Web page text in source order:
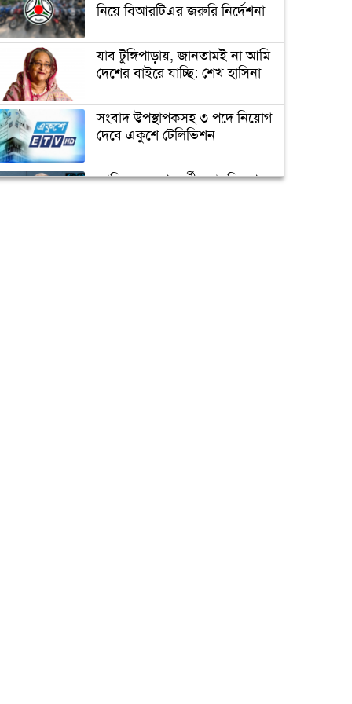
প্র্যাকটিস নিয়ে নির্দেশনা
আজ ‘বিশ্ব নিউমোনিয়া দিবস’
চরম ঝুঁকিতে বাংলাদেশ
নিরাপদ খাদ্যাভ্যাসে সুস্থ শিশু
নিয়ে বিআরটিএর জরুরি নির্দেশনা
যাব টুঙ্গিপাড়ায়, জানতামই না আমি
দেশের বাইরে যাচ্ছি: শেখ হাসিনা
সংবাদ উপস্থাপকসহ ৩ পদে নিয়োগ
দেবে একুশে টেলিভিশন
জাতিসংঘের পরবর্তী মহাসচিব পদে